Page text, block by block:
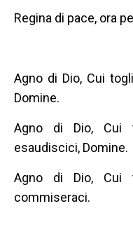
Regina di pace, ora
Agno di Dio, Cui
Domine.
Agno di Dio, Cui
esaudiscici, Domine.
Agno di Dio, Cui
commiseraci.